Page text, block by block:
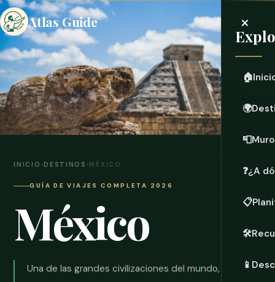
Atlas Guide ×
🏠
🌍
📮
❓¿A
📋
🛠️
📱
INICIO ›DESTINOS ›MÉXICO
GUÍA DE VIAJES COMPLETA 2026
México
Una de las grandes civilizaciones del mundo, aún